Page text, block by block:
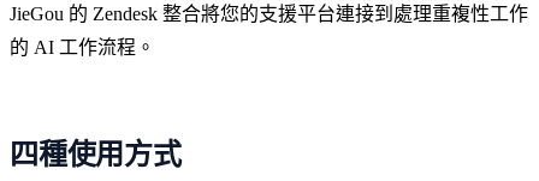
JieGou 的 Zendesk 整合將您的支援平台連接到處理重複性工作
的 AI 工作流程。
四種使用方式